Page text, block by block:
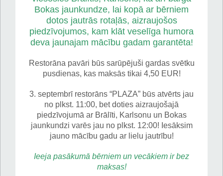
Bokas jaunkundze, lai kopā ar bērniem
dotos jautrās rotaļās, aizraujošos
piedzīvojumos, kam klāt veselīga humora
deva jaunajam mācību gadam garantēta!
Restorāna pavāri būs sarūpējuši gardas svētku
pusdienas, kas maksās tikai 4,50 EUR!
3. septembrī restorāns “PLAZA” būs atvērts jau
no plkst. 11:00, bet doties aizraujošajā
piedzīvojumā ar Brālīti, Karlsonu un Bokas
jaunkundzi varēs jau no plkst. 12:00! Iesāksim
jauno mācību gadu ar lielu jautrību!
Ieeja pasākumā bērniem un vecākiem ir bez
maksas!